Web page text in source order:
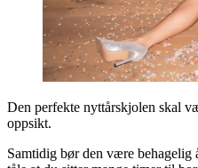
Den perfekte nyttårskjolen skal
oppsikt.
Samtidig bør den være behagelig